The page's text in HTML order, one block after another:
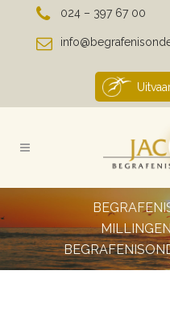
024 – 397 67 00